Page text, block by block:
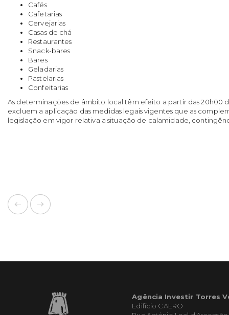
Cafés
Cafetarias
Cervejarias
Casas de chá
Restaurantes
Snack-bares
Bares
Geladarias
Pastelarias
Confeitarias
As determinações de âmbito local têm efeito a partir das 20h00
excluem a aplicação das medidas legais vigentes que as
legislação em vigor relativa a situação de calamidade,
Agência Investir Torres
Edifício CAERO